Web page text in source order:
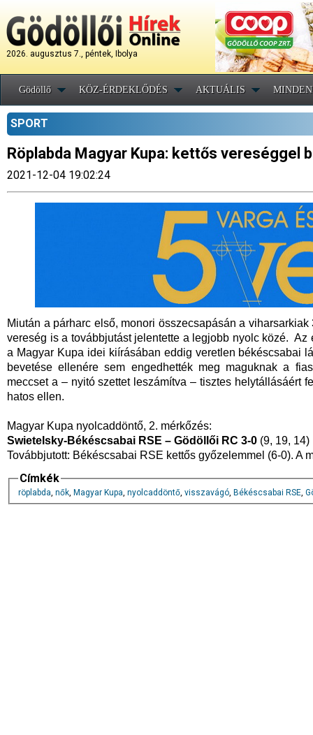
2026. augusztus 7., péntek, Ibolya
Gödöllő KÖZ-ÉRDEKLŐDÉS AKTUÁLIS
SPORT
Röplabda Magyar Kupa: kettős vereséggel
2021-12-04 19:02:24
Miután a párharc első, monori összecsapásán a
vereség is a továbbjutást jelentette a legjobb nyolc közé.
a Magyar Kupa idei kiírásában eddig veretlen békéscsabai
bevetése ellenére sem engedhették meg maguknak a
meccset a – nyitó szettet leszámítva – tisztes helytállásáért
hatos ellen.
Magyar Kupa nyolcaddöntő, 2. mérkőzés:
Swietelsky-Békéscsabai RSE – Gödöllői RC 3-0 (9, 19, 14)
Továbbjutott: Békéscsabai RSE kettős győzelemmel (6-0). A
Címkék
röplabda, nők, Magyar Kupa, nyolcaddöntő, visszavágó, Békéscsabai RSE,